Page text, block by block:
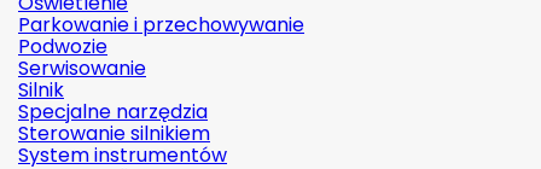
Parkowanie i przechowywanie
Podwozie
Serwisowanie
Silnik
Specjalne narzędzia
Sterowanie silnikiem
System instrumentów